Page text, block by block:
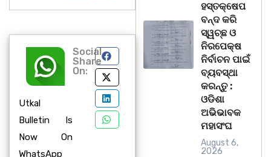
Utkal
Bulletin Is
Now On
WhatsApp
Social
Share
On:
ହସ୍ତକ୍ଷେପ
ବନ୍ଦ କରି
ସ୍ୱଚ୍ଛ ଓ
ନିରପେକ୍ଷ
ନିର୍ବାଚନ ପାଇଁ
ବ୍ୟବସ୍ଥା
କରନ୍ତୁ :
ଓଡିଶା
ଅଭିଭାବକ
ମହାସଂଘ
August 6,
2026